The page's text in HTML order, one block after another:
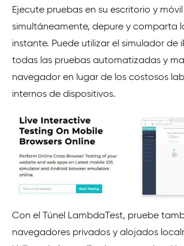
Ejecute pruebas en su escritorio y móvil
simultáneamente, depure y comparta
instante. Puede utilizar el simulador de
todas las pruebas automatizadas y
navegador en lugar de los costosos
internos de dispositivos.
Con el Túnel LambdaTest, pruebe
navegadores privados y alojados